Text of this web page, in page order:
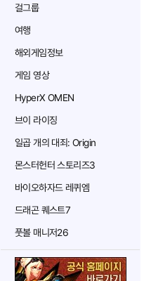
걸그룹
여행
해외게임정보
게임 영상
HyperX OMEN
브이 라이징
일곱 개의 대죄: Origin
몬스터헌터 스토리즈3
바이오하자드 레퀴엠
드래곤 퀘스트7
풋볼 매니저26